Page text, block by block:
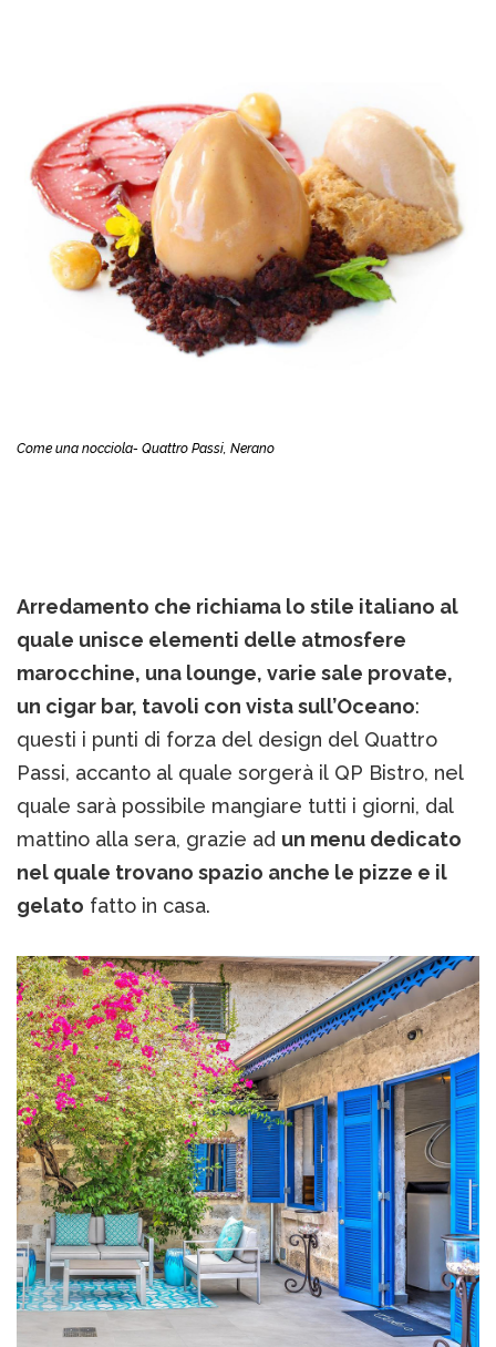
Come una nocciola- Quattro Passi, Nerano
Arredamento che richiama lo stile italiano al
quale unisce elementi delle atmosfere
marocchine, una lounge, varie sale provate,
un cigar bar, tavoli con vista sull’Oceano:
questi i punti di forza del design del Quattro
Passi, accanto al quale sorgerà il QP Bistro, nel
quale sarà possibile mangiare tutti i giorni, dal
mattino alla sera, grazie ad un menu dedicato
nel quale trovano spazio anche le pizze e il
gelato fatto in casa.